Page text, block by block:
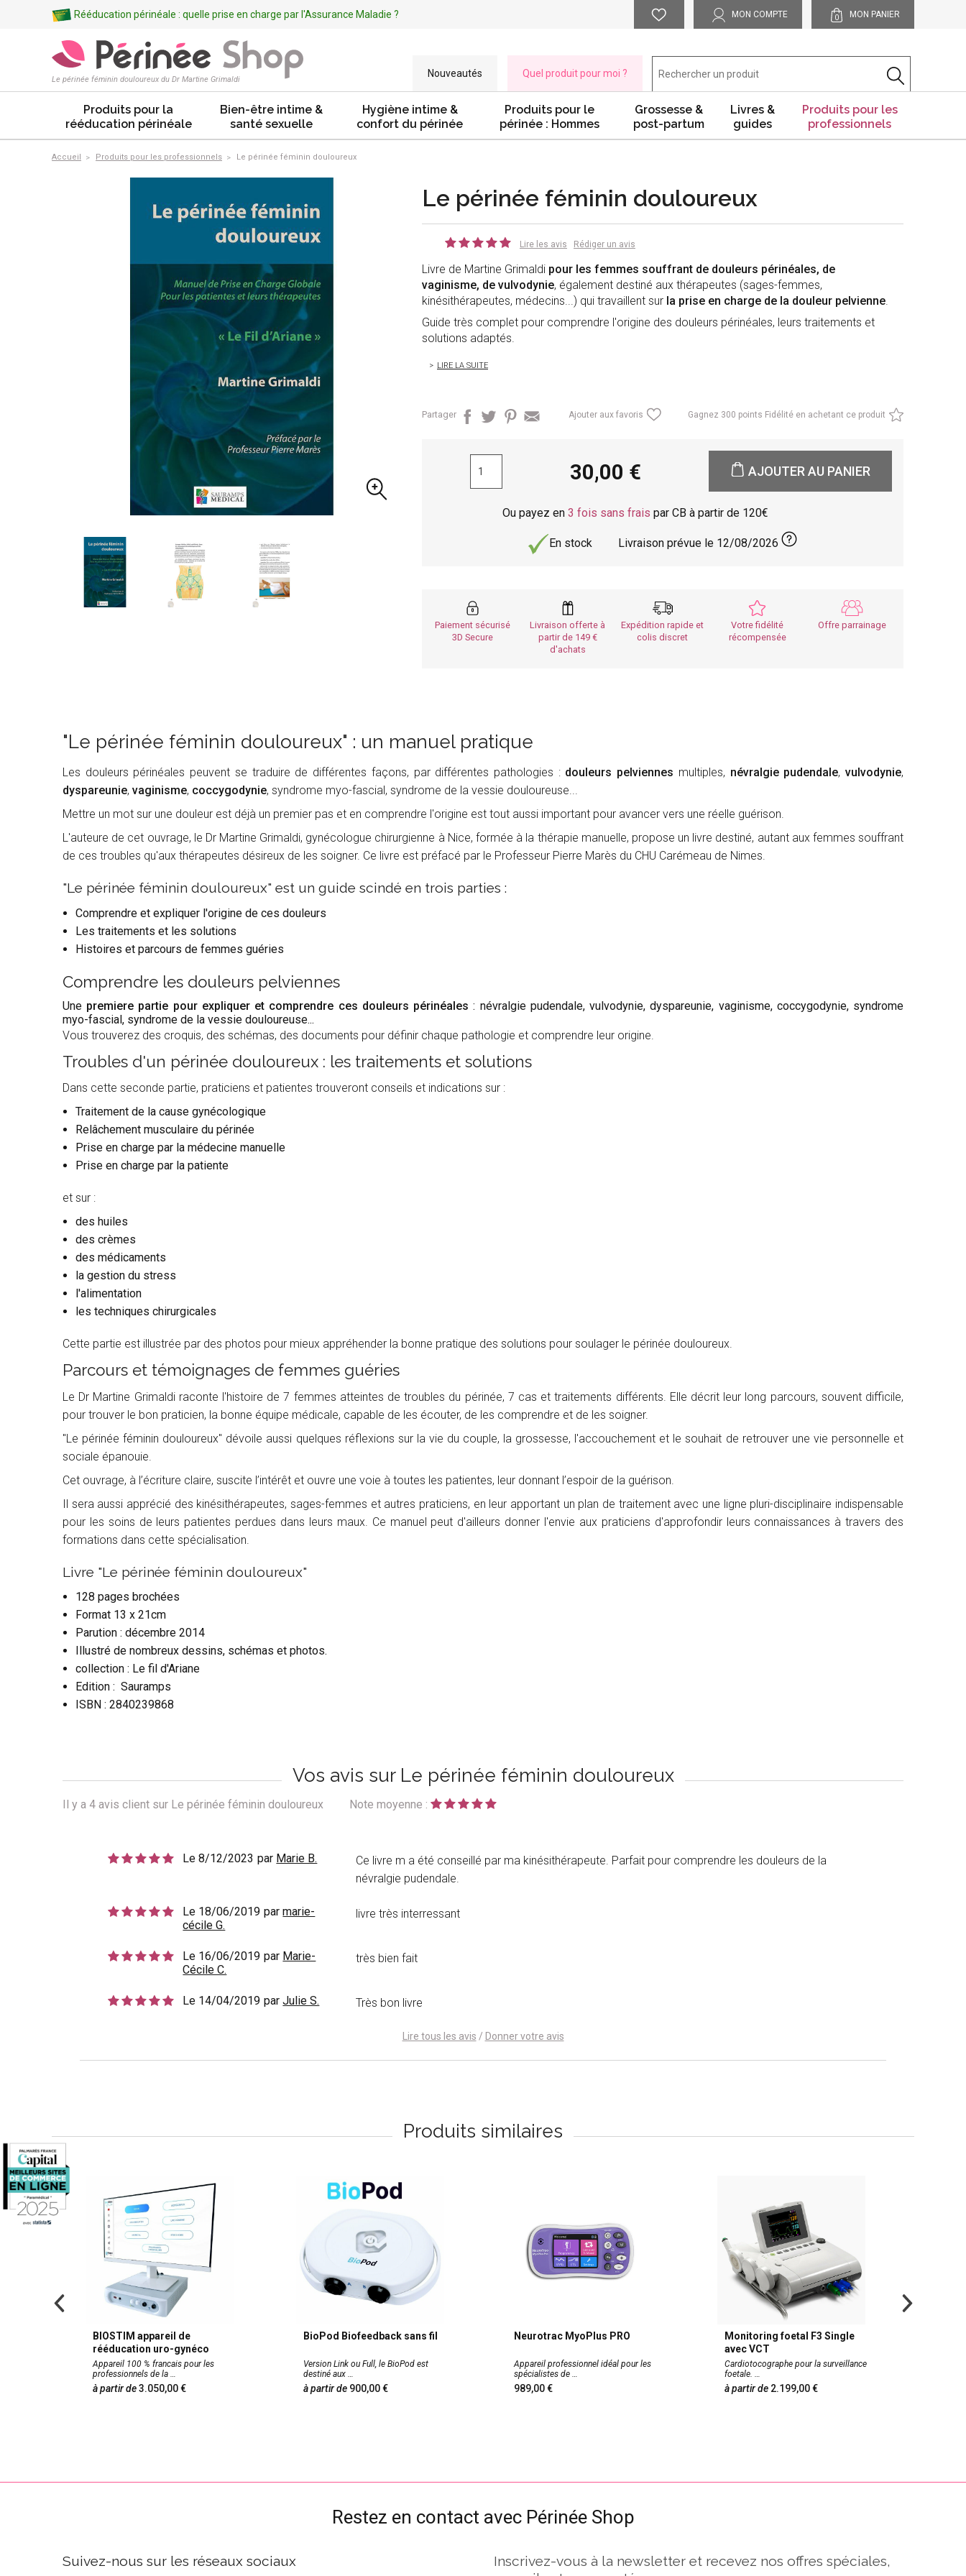
Rééducation périnéale : quelle prise en charge par l'Assurance Maladie ? MON COMPTE 0 MON PANIER
Le périnée féminin douloureux du Dr Martine Grimaldi
Nouveautés Quel produit pour moi ?
Produits pour la
rééducation périnéale
Bien-être intime &
santé sexuelle
Hygiène intime &
confort du périnée
Produits pour le
périnée : Hommes
Grossesse &
post-partum
Livres &
guides
Produits pour les
professionnels
Accueil Produits pour les professionnels Le périnée féminin douloureux
Le périnée féminin douloureux
Lire les avis Rédiger un avis
Livre de Martine Grimaldi pour les femmes souffrant de douleurs périnéales, de
vaginisme, de vulvodynie, également destiné aux thérapeutes (sages-femmes,
kinésithérapeutes, médecins...) qui travaillent sur la prise en charge de la douleur pelvienne.
Guide très complet pour comprendre l'origine des douleurs périnéales, leurs traitements et
solutions adaptés.
LIRE LA SUITE
Partager Ajouter aux favoris Gagnez 300 points Fidélité en achetant ce produit
30,00 AJOUTER AU PANIER
Ou payez en 3 fois sans frais par CB à partir de 120
En stock Livraison prévue le 12/08/2026
Paiement sécurisé
3D Secure
Livraison offerte à
partir de 149
d'achats
Expédition rapide et
colis discret
Votre fidélité
récompensée
Offre parrainage
"Le périnée féminin douloureux" : un manuel pratique
Les douleurs périnéales peuvent se traduire de différentes façons, par différentes pathologies : douleurs pelviennes multiples, névralgie pudendale,vulvodynie,
dyspareunie, vaginisme, coccygodynie, syndrome myo-fascial, syndrome de la vessie douloureuse...
Mettre un mot sur une douleur est déjà un premier pas et en comprendre l'origine est tout aussi important pour avancer vers une réelle guérison.
L'auteure de cet ouvrage, le Dr Martine Grimaldi, gynécologue chirurgienne à Nice, formée à la thérapie manuelle, propose un livre destiné, autant aux femmes souffrant
de ces troubles qu'aux thérapeutes désireux de les soigner. Ce livre est préfacé par le Professeur Pierre Marès du CHU Carémeau de Nimes.
"Le périnée féminin douloureux" est un guide scindé en trois parties :
Comprendre et expliquer l'origine de ces douleurs
Les traitements et les solutions
Histoires et parcours de femmes guéries
Comprendre les douleurs pelviennes
Une premiere partie pour expliquer et comprendre ces douleurs périnéales : névralgie pudendale, vulvodynie, dyspareunie, vaginisme, coccygodynie, syndrome
myo-fascial, syndrome de la vessie douloureuse...
Vous trouverez des croquis, des schémas, des documents pour définir chaque pathologie et comprendre leur origine.
Troubles d'un périnée douloureux : les traitements et solutions
Dans cette seconde partie, praticiens et patientes trouveront conseils et indications sur :
Traitement de la cause gynécologique
Relâchement musculaire du périnée
Prise en charge par la médecine manuelle
Prise en charge par la patiente
et sur :
des huiles
des crèmes
des médicaments
la gestion du stress
l'alimentation
les techniques chirurgicales
Cette partie est illustrée par des photos pour mieux appréhender la bonne pratique des solutions pour soulager le périnée douloureux.
Parcours et témoignages de femmes guéries
Le Dr Martine Grimaldi raconte l'histoire de 7 femmes atteintes de troubles du périnée, 7 cas et traitements différents. Elle décrit leur long parcours, souvent difficile,
pour trouver le bon praticien, la bonne équipe médicale, capable de les écouter, de les comprendre et de les soigner.
"Le périnée féminin douloureux" dévoile aussi quelques réflexions sur la vie du couple, la grossesse, l'accouchement et le souhait de retrouver une vie personnelle et
sociale épanouie.
Cet ouvrage, à l’écriture claire, suscite l’intérêt et ouvre une voie à toutes les patientes, leur donnant l’espoir de la guérison.
Il sera aussi apprécié des kinésithérapeutes, sages-femmes et autres praticiens, en leur apportant un plan de traitement avec une ligne pluri-disciplinaire indispensable
pour les soins de leurs patientes perdues dans leurs maux. Ce manuel peut d'ailleurs donner l'envie aux praticiens d'approfondir leurs connaissances à travers des
formations dans cette spécialisation.
Livre "Le périnée féminin douloureux"
128 pages brochées
Format 13 x 21cm
Parution : décembre 2014
Illustré de nombreux dessins, schémas et photos.
collection : Le fil d'Ariane
Edition : Sauramps
ISBN : 2840239868
Vos avis sur Le périnée féminin douloureux
Il y a 4 avis client sur Le périnée féminin douloureux Note moyenne :
Le 8/12/2023 par Marie B.
Ce livre m a été conseillé par ma kinésithérapeute. Parfait pour comprendre les douleurs de la
névralgie pudendale.
Le 18/06/2019 parmarie-
cécile G.
livre très interressant
Le 16/06/2019 par Marie-
Cécile C.
très bien fait
Le 14/04/2019 parJulie S. Très bon livre
Lire tous les avis / Donner votre avis
Produits similaires
BIOSTIM appareil de
rééducation uro-gynéco
Appareil 100 % francais pour les
professionnels de la
à partir de3.050,00
BioPod Biofeedback sans fil
Version Link ou Full, le BioPod est
destiné aux
à partir de 900,00
Neurotrac MyoPlus PRO
Appareil professionnel idéal pour les
spécialistes de
989,00
Monitoring foetal F3 Single
avec VCT
Cardiotocographe pour la surveillance
foetale.
à partir de 2.199,00
Restez en contact avec Périnée Shop
Suivez-nous sur les réseaux sociaux
Inscrivez-vous à la newsletter et recevez nos offres spéciales,